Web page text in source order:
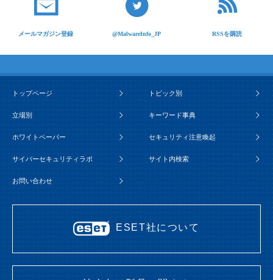
メールマガジン登録 @MalwareInfo_JP RSSを購読
トップページ トピック別
立場別 キーワード事典
ホワイトペーパー セキュリティ注意喚起
サイバーセキュリティラボ サイト内検索
お問い合わせ
ESET社について